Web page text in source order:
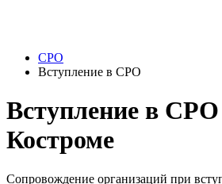
СРО
Вступление в СРО
Вступление в
Костроме
Сопровождение организаций при